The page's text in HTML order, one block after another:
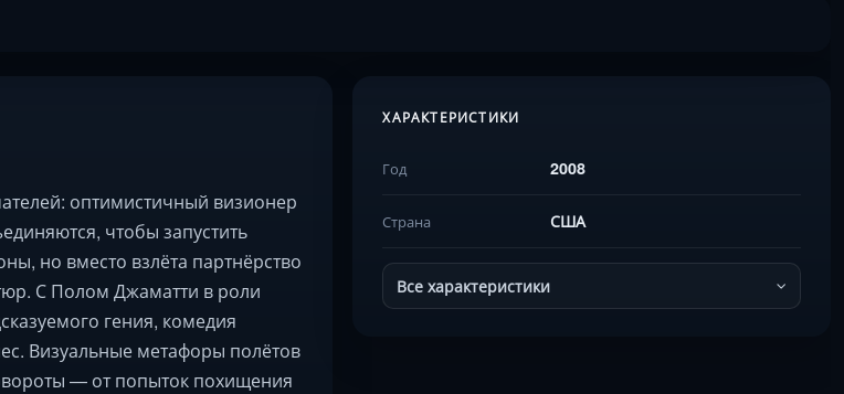
оптимистичный визионер
чтобы запустить
но вместо взлёта партнёрство
С Полом Джаматти в роли
гения, комедия
Визуальные метафоры полётов
— от попыток похищения
ХАРАКТЕРИСТИКИ
Год 2008
Страна США
Все характеристики